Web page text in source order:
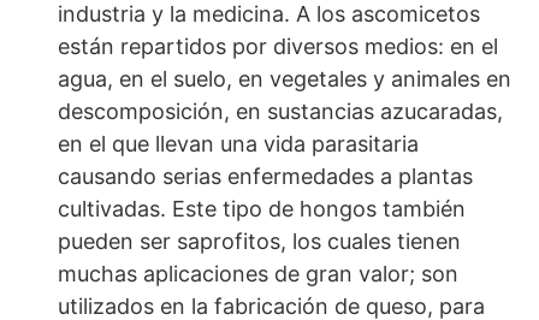
industria y la medicina. A los ascomicetos
están repartidos por diversos medios: en el
agua, en el suelo, en vegetales y animales en
descomposición, en sustancias azucaradas,
en el que llevan una vida parasitaria
causando serias enfermedades a plantas
cultivadas. Este tipo de hongos también
pueden ser saprofitos, los cuales tienen
muchas aplicaciones de gran valor; son
utilizados en la fabricación de queso, para